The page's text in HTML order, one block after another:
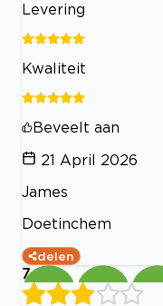
Levering
Kwaliteit
Beveelt aan
21 April 2026
James
Doetinchem
delen
7